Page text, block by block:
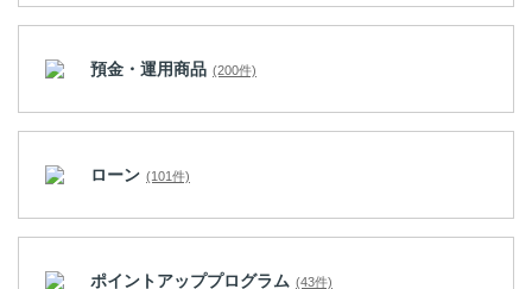
預金・運用商品 (200件)
ローン (101件)
ポイントアッププログラム (43件)